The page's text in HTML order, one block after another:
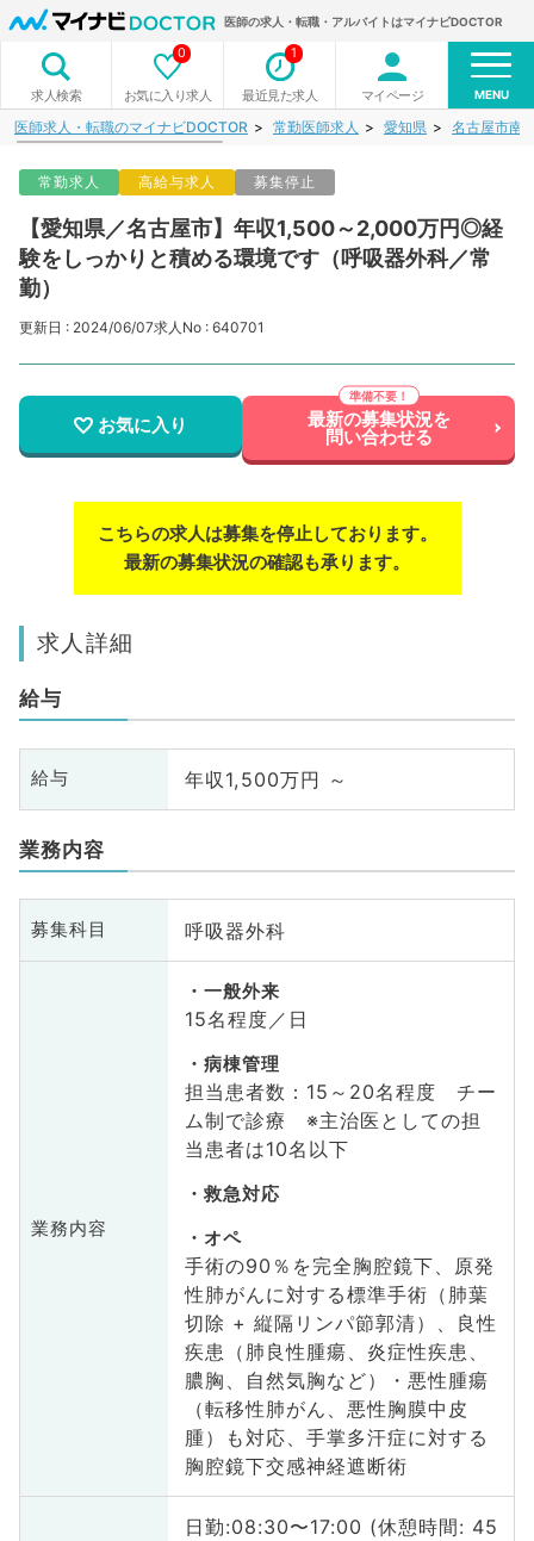
医師の求人・転職・アルバイトはマイナビDOCTOR
求人検索 お気に入り求人
0
最近見た求人
1
マイページ MENU
医師求人・転職のマイナビDOCTOR 常勤医師求人 愛知県 名古屋市南
常勤求人 高給与求人 募集停止
【愛知県／名古屋市】年収1,500～2,000万円◎経
験をしっかりと積める環境です（呼吸器外科／常
勤）
更新日 : 2024/06/07求人No : 640701
お気に入り 最新の募集状況を
問い合わせる
こちらの求人は募集を停止しております。
最新の募集状況の確認も承ります。
求人詳細
給与
給与 年収1,500万円 ～
業務内容
募集科目 呼吸器外科
業務内容
一般外来
15名程度／日
病棟管理
担当患者数：15～20名程度 チー
ム制で診療 ※主治医としての担
当患者は10名以下
救急対応
オペ
手術の90％を完全胸腔鏡下、原発
性肺がんに対する標準手術（肺葉
切除 + 縦隔リンパ節郭清）、良性
疾患（肺良性腫瘍、炎症性疾患、
膿胸、自然気胸など）・悪性腫瘍
（転移性肺がん、悪性胸膜中皮
腫）も対応、手掌多汗症に対する
胸腔鏡下交感神経遮断術
日勤:08:30〜17:00 (休憩時間: 45